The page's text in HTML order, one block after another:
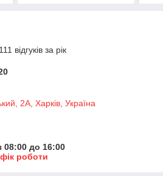
відгуків за рік
2А, Харків, Україна
08:00 до 16:00
роботи